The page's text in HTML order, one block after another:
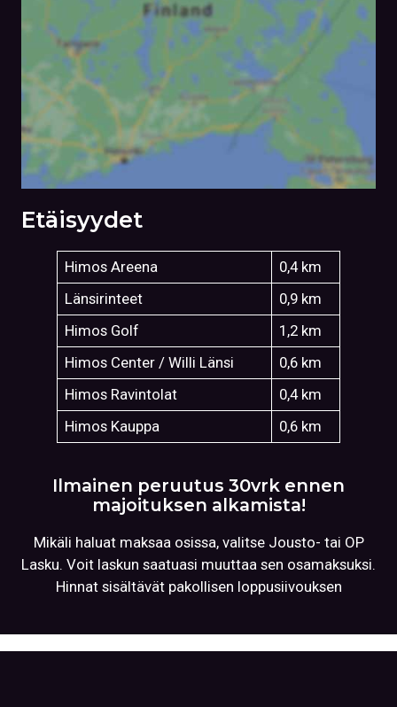
Etäisyydet
Himos Areena
0,4 km
Länsirinteet
0,9 km
Himos Golf
1,2 km
Himos Center / Willi Länsi
0,6 km
Himos Ravintolat
0,4 km
Himos Kauppa
0,6 km
Ilmainen peruutus 30vrk ennen
majoituksen alkamista!
Mikäli haluat maksaa osissa, valitse Jousto- tai OP
Lasku. Voit laskun saatuasi muuttaa sen osamaksuksi.
Hinnat sisältävät pakollisen loppusiivouksen